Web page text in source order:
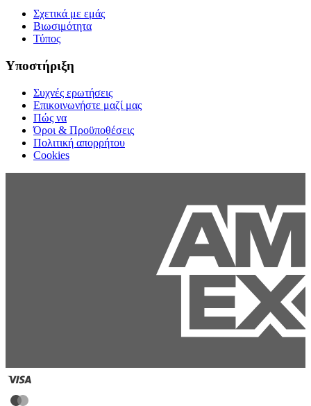
Σχετικά με εμάς
Βιωσιμότητα
Τύπος
Υποστήριξη
Συχνές ερωτήσεις
Επικοινωνήστε μαζί μας
Πώς να
Όροι & Προϋποθέσεις
Πολιτική απορρήτου
Cookies